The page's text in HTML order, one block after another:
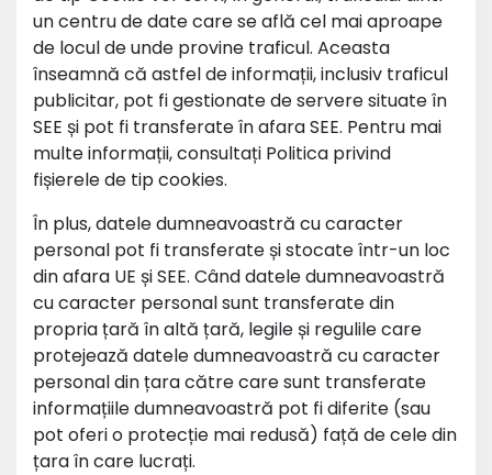
un centru de date care se află cel mai aproape
de locul de unde provine traficul. Aceasta
înseamnă că astfel de informații, inclusiv traficul
publicitar, pot fi gestionate de servere situate în
SEE și pot fi transferate în afara SEE. Pentru mai
multe informații, consultați Politica privind
fișierele de tip cookies.
În plus, datele dumneavoastră cu caracter
personal pot fi transferate și stocate într-un loc
din afara UE și SEE. Când datele dumneavoastră
cu caracter personal sunt transferate din
propria țară în altă țară, legile și regulile care
protejează datele dumneavoastră cu caracter
personal din țara către care sunt transferate
informațiile dumneavoastră pot fi diferite (sau
pot oferi o protecție mai redusă) față de cele din
țara în care lucrați.